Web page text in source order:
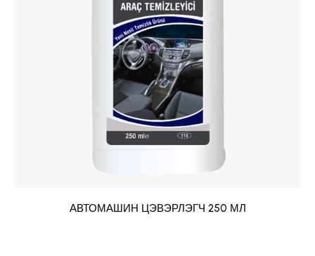
АВТОМАШИН ЦЭВЭРЛЭГЧ 250 МЛ